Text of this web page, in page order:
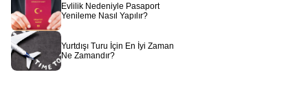
Evlilik Nedeniyle Pasaport
Yenileme Nasıl Yapılır?
Yurtdışı Turu İçin En İyi Zaman
Ne Zamandır?